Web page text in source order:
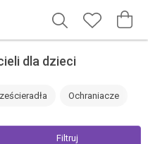
dla dzieci
Ochraniacze
Filtruj